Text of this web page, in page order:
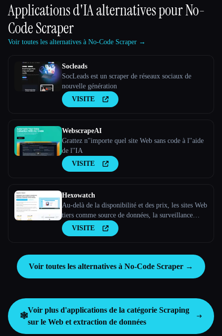
Applications d'IA alternatives pourNo-
Code Scraper
Voir toutes les alternatives à No-Code Scraper →
Socleads
SocLeads est un scraper de réseaux sociaux de
nouvelle génération
VISITE
WebscrapeAI
Grattez n''importe quel site Web sans code à l''aide
de l''IA
VISITE
Hexowatch
Au-delà de la disponibilité et des prix, les sites Web
tiers comme source de données, la surveillance
visuelle des sites Web, le suivi des concurrents.
VISITE
Voir toutes les alternatives à No-Code Scraper →
🕸️
Voir plus d'applications de la catégorie Scraping
sur le Web et extraction de données